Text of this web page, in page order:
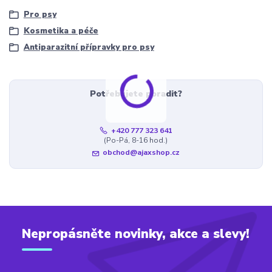
Pro psy
Kosmetika a péče
Antiparazitní přípravky pro psy
Potřebujete poradit?
+420 777 323 641
(Po-Pá, 8-16 hod.)
obchod@ajaxshop.cz
Nepropásněte novinky, akce a slevy!